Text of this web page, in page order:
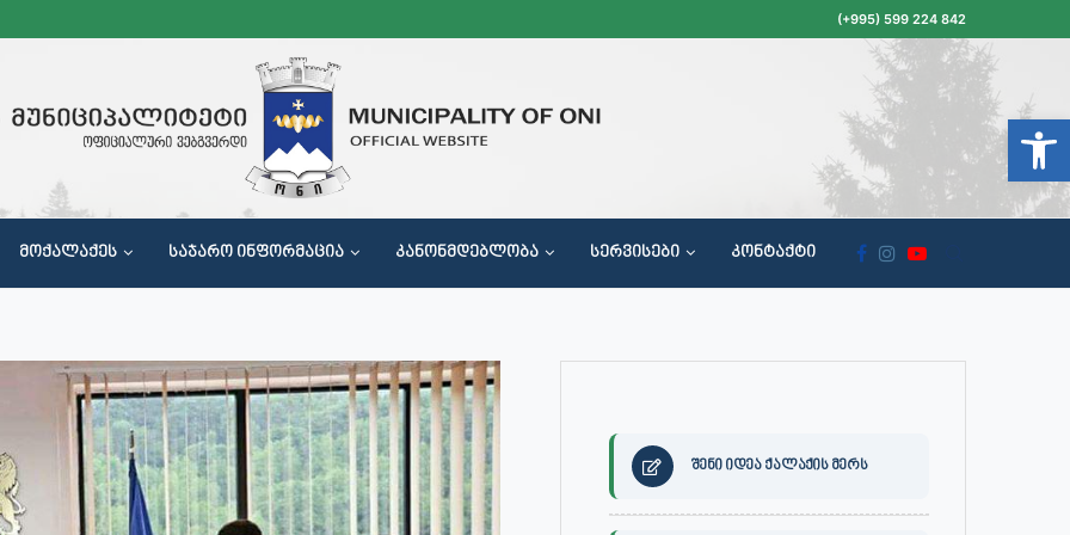
(+995) 599 224 842
ᲛᲝᲥᲐᲚᲐᲥᲔᲡ ᲡᲐᲯᲐᲠᲝ ᲘᲜᲤᲝᲠᲛᲐᲪᲘᲐ ᲙᲐᲜᲝᲜᲛᲓᲔᲑᲚᲝᲑᲐ ᲡᲔᲠᲕᲘᲡᲔᲑᲘ ᲙᲝᲜᲢᲐᲥᲢᲘ
შენი იდეა ქალაქის მერს